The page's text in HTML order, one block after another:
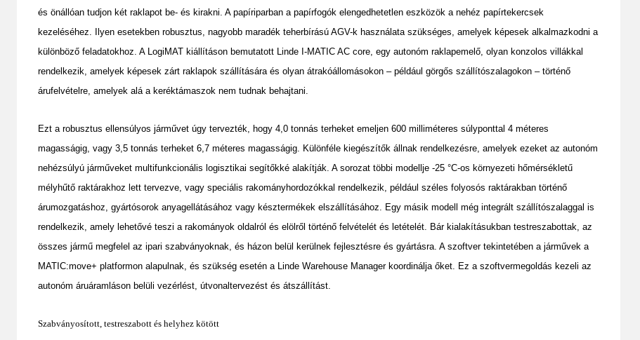
és önállóan tudjon két raklapot be- és kirakni. A papíriparban a papírfogók elengedhetetlen eszközök a nehéz papírtekercsek
kezeléséhez. Ilyen esetekben robusztus, nagyobb maradék teherbírású AGV-k használata szükséges, amelyek képesek alkalmazkodni a
különböző feladatokhoz. A LogiMAT kiállításon bemutatott Linde I-MATIC AC core, egy autonóm raklapemelő, olyan konzolos villákkal
rendelkezik, amelyek képesek zárt raklapok szállítására és olyan átrakóállomásokon – például görgős szállítószalagokon – történő
árufelvételre, amelyek alá a keréktámaszok nem tudnak behajtani.
Ezt a robusztus ellensúlyos járművet úgy tervezték, hogy 4,0 tonnás terheket emeljen 600 milliméteres súlyponttal 4 méteres
magasságig, vagy 3,5 tonnás terheket 6,7 méteres magasságig. Különféle kiegészítők állnak rendelkezésre, amelyek ezeket az autonóm
nehézsúlyú járműveket multifunkcionális logisztikai segítőkké alakítják. A sorozat többi modellje -25 °C-os környezeti hőmérsékletű
mélyhűtő raktárakhoz lett tervezve, vagy speciális rakományhordozókkal rendelkezik, például széles folyosós raktárakban történő
árumozgatáshoz, gyártósorok anyagellátásához vagy késztermékek elszállításához. Egy másik modell még integrált szállítószalaggal is
rendelkezik, amely lehetővé teszi a rakományok oldalról és elölről történő felvételét és letételét. Bár kialakításukban testreszabottak, az
összes jármű megfelel az ipari szabványoknak, és házon belül kerülnek fejlesztésre és gyártásra. A szoftver tekintetében a járművek a
MATIC:move+ platformon alapulnak, és szükség esetén a Linde Warehouse Manager koordinálja őket. Ez a szoftvermegoldás kezeli az
autonóm áruáramláson belüli vezérlést, útvonaltervezést és átszállítást.
Szabványosított, testreszabott és helyhez kötött